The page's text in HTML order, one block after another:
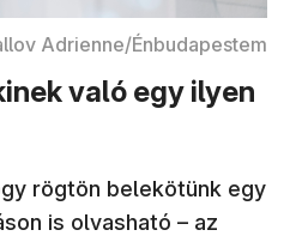
Adrienne/Énbudapestem
való egy ilyen
rögtön belekötünk egy
is olvasható – az